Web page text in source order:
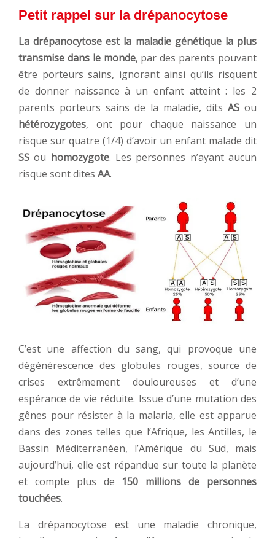
Petit rappel sur la drépanocytose
La drépanocytose est la maladie génétique la plus
transmise dans le monde, par des parents pouvant
être porteurs sains, ignorant ainsi qu’ils risquent
de donner naissance à un enfant atteint : les 2
parents porteurs sains de la maladie, dits AS ou
hétérozygotes, ont pour chaque naissance un
risque sur quatre (1/4) d’avoir un enfant malade dit
SS ou homozygote. Les personnes n’ayant aucun
risque sont dites AA.
C’est une affection du sang, qui provoque une
dégénérescence des globules rouges, source de
crises extrêmement douloureuses et d’une
espérance de vie réduite. Issue d’une mutation des
gênes pour résister à la malaria, elle est apparue
dans des zones telles que l’Afrique, les Antilles, le
Bassin Méditerranéen, l’Amérique du Sud, mais
aujourd’hui, elle est répandue sur toute la planète
et compte plus de 150 millions de personnes
touchées.
La drépanocytose est une maladie chronique,